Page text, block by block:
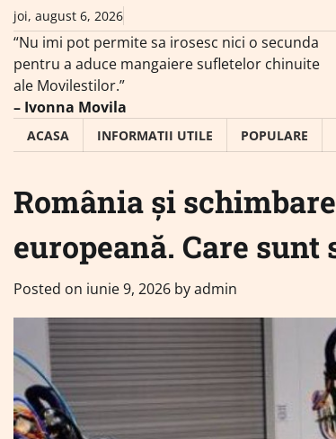
Skip
content
joi, august 6, 2026
“Nu imi pot permite sa irosesc nici o secunda
pentru a aduce mangaiere sufletelor chinuite
ale Movilestilor.”
– Ivonna Movila
ACASA INFORMATII UTILE POPULARE
România și
europeană. Care
Posted on iunie 9, 2026 byadmin